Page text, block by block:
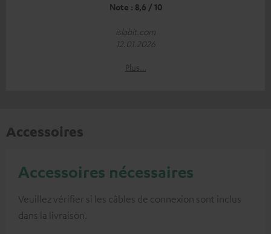
Note : 8,6 / 10
islabit.com
12.01.2026
Plus…
Accessoires
Accessoires nécessaires
Veuillez vérifier si les câbles de connexion sont inclus
dans la livraison.